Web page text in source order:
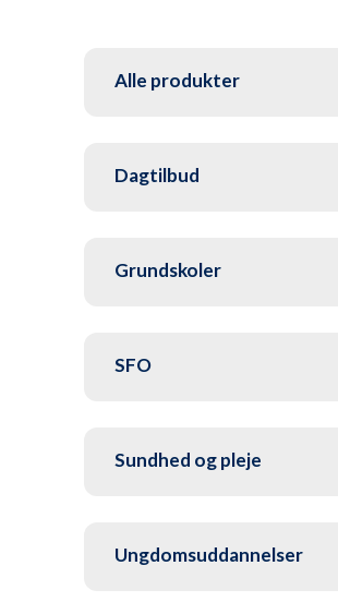
Alle produkter
Dagtilbud
Grundskoler
SFO
Sundhed og pleje
Ungdomsuddannelser